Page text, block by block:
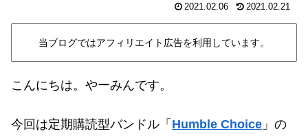
2021.02.06 2021.02.21
当ブログではアフィリエイト広告を利用しています。
こんにちは。やーみんです。
今回は定期購読型バンドル「 Humble Choice 」の